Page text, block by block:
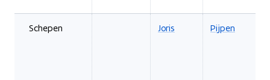
Schepen Joris Pijpen